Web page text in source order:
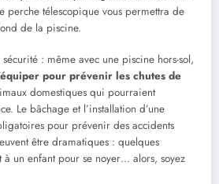
perche télescopique vous permettra de
de la piscine.
: même avec une piscine hors-sol,
pour prévenir les chutes de
domestiques qui pourraient
Le bâchage et l’installation d’une
pour prévenir des accidents
être dramatiques : quelques
à un enfant pour se noyer… alors, soyez